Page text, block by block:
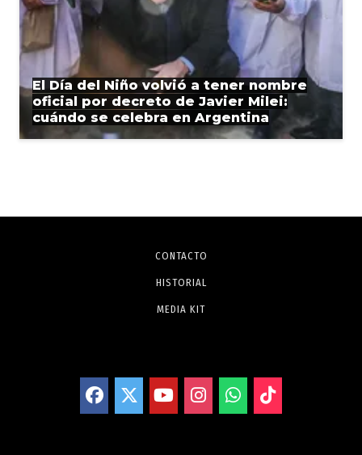
El Día del Niño volvió a tener nombre
oficial por decreto de Javier Milei:
cuándo se celebra en Argentina
CONTACTO
HISTORIAL
MEDIA KIT